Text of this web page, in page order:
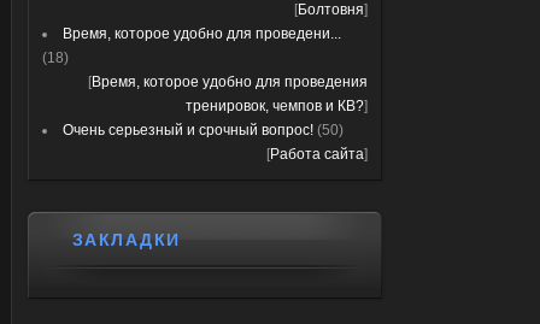
[Болтовня]
Время, которое удобно для проведени...
(18)
[Время, которое удобно для проведения
тренировок, чемпов и КВ?]
Очень серьезный и срочный вопрос! (50)
[Работа сайта]
ЗАКЛАДКИ